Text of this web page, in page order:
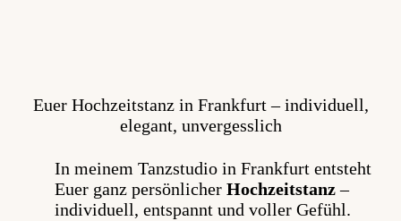
Euer Hochzeitstanz in Frankfurt – individuell,
elegant, unvergesslich
In meinem Tanzstudio in Frankfurt entsteht
Euer ganz persönlicher Hochzeitstanz–
individuell, entspannt und voller Gefühl.